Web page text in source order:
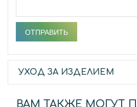
УХОД ЗА ИЗДЕЛИЕМ
ВАМ ТАКЖЕ МОГУТ